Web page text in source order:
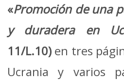
«Promoción de una
y duradera en
11/L.10) en tres
Ucrania y varios